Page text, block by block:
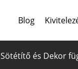
Blog
Sötétítő és Dekor